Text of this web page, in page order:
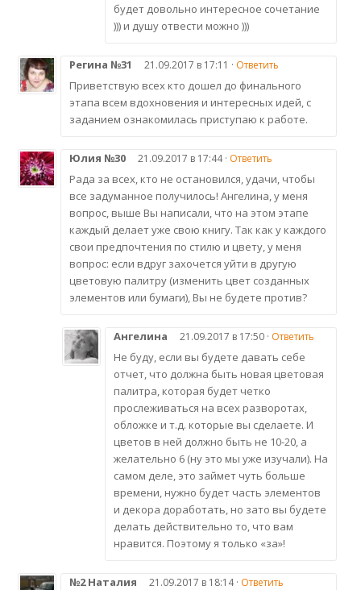
будет довольно интересное сочетание
))) и душу отвести можно )))
Регина №31 21.09.2017 в 17:11 · Ответить
Приветствую всех кто дошел до финального
этапа всем вдохновения и интересных идей, с
заданием ознакомилась приступаю к работе.
Юлия №30 21.09.2017 в 17:44 · Ответить
Рада за всех, кто не остановился, удачи, чтобы
все задуманное получилось! Ангелина, у меня
вопрос, выше Вы написали, что на этом этапе
каждый делает уже свою книгу. Так как у каждого
свои предпочтения по стилю и цвету, у меня
вопрос: если вдруг захочется уйти в другую
цветовую палитру (изменить цвет созданных
элементов или бумаги), Вы не будете против?
Ангелина 21.09.2017 в 17:50 · Ответить
Не буду, если вы будете давать себе
отчет, что должна быть новая цветовая
палитра, которая будет четко
прослеживаться на всех разворотах,
обложке и т.д. которые вы сделаете. И
цветов в ней должно быть не 10-20, а
желательно 6 (ну это мы уже изучали). На
самом деле, это займет чуть больше
времени, нужно будет часть элементов
и декора доработать, но зато вы будете
делать действительно то, что вам
нравится. Поэтому я только «за»!
№2 Наталия 21.09.2017 в 18:14 · Ответить